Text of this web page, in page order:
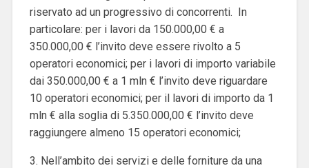
riservato ad un progressivo di concorrenti. In
particolare: per i lavori da 150.000,00 € a
350.000,00 € l’invito deve essere rivolto a 5
operatori economici; per i lavori di importo variabile
dai 350.000,00 € a 1 mln € l’invito deve riguardare
10 operatori economici; per il lavori di importo da 1
mln € alla soglia di 5.350.000,00 € l’invito deve
raggiungere almeno 15 operatori economici;
3. Nell’ambito dei servizi e delle forniture da una